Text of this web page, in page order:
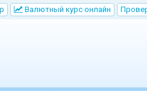
Bалютный курс онлайн